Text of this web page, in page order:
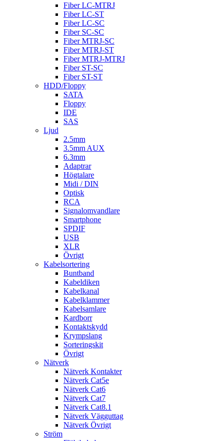
Fiber LC-MTRJ
Fiber LC-ST
Fiber LC-SC
Fiber SC-SC
Fiber MTRJ-SC
Fiber MTRJ-ST
Fiber MTRJ-MTRJ
Fiber ST-SC
Fiber ST-ST
HDD/Floppy
SATA
Floppy
IDE
SAS
Ljud
2.5mm
3.5mm AUX
6.3mm
Adaptrar
Högtalare
Midi / DIN
Optisk
RCA
Signalomvandlare
Smartphone
SPDIF
USB
XLR
Övrigt
Kabelsortering
Buntband
Kabeldiken
Kabelkanal
Kabelklammer
Kabelsamlare
Kardborr
Kontaktskydd
Krympslang
Sorteringskit
Övrigt
Nätverk
Nätverk Kontakter
Nätverk Cat5e
Nätverk Cat6
Nätverk Cat7
Nätverk Cat8.1
Nätverk Vägguttag
Nätverk Övrigt
Ström